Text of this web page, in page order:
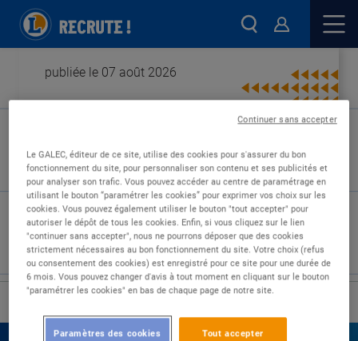
publiée le 07 août 2026
Type de contrat :
Expérience :
Études :
Le GALEC, éditeur de ce site, utilise des cookies pour s'assurer du bon
fonctionnement du site, pour personnaliser son contenu et ses publicités et
pour analyser son trafic. Vous pouvez accéder au centre de paramétrage en
utilisant le bouton “paramétrer les cookies” pour exprimer vos choix sur les
cookies. Vous pouvez également utiliser le bouton "tout accepter" pour
autoriser le dépôt de tous les cookies. Enfin, si vous cliquez sur le lien
"continuer sans accepter", nous ne pourrons déposer que des cookies
strictement nécessaires au bon fonctionnement du site. Votre choix (refus
ou consentement des cookies) est enregistré pour ce site pour une durée de
6 mois. Vous pouvez changer d'avis à tout moment en cliquant sur le bouton
"paramétrer les cookies" en bas de chaque page de notre site.
Tout accepter
Paramètres des cookies
Continuer sans accepter